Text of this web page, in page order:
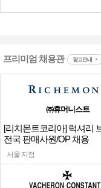
프리미엄 채용관 광고안내
㈜휴머니스트
[리치몬트코리아] 럭셔리
전국 판매사원/OP 채용
서울 지점